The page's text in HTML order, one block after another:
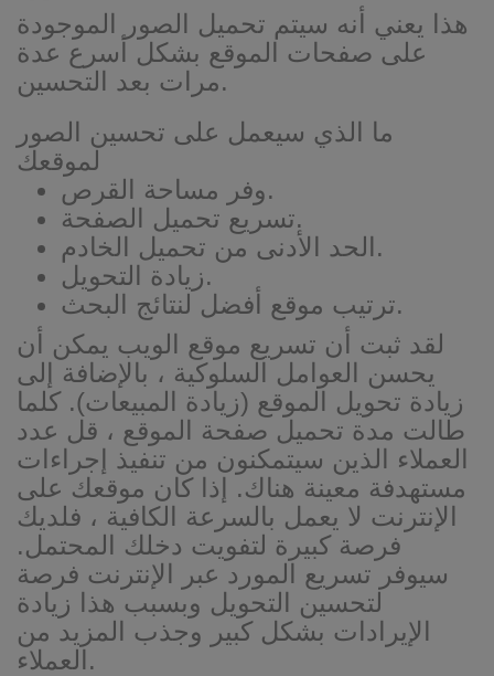
هذا يعني أنه سيتم تحميل الصور الموجودة
على صفحات الموقع بشكل أسرع عدة
مرات بعد التحسين.
ما الذي سيعمل على تحسين الصور
لموقعك
وفر مساحة القرص.
تسريع تحميل الصفحة.
الحد الأدنى من تحميل الخادم.
زيادة التحويل.
ترتيب موقع أفضل لنتائج البحث.
لقد ثبت أن تسريع موقع الويب يمكن أن
يحسن العوامل السلوكية ، بالإضافة إلى
زيادة تحويل الموقع (زيادة المبيعات). كلما
طالت مدة تحميل صفحة الموقع ، قل عدد
العملاء الذين سيتمكنون من تنفيذ إجراءات
مستهدفة معينة هناك. إذا كان موقعك على
الإنترنت لا يعمل بالسرعة الكافية ، فلديك
فرصة كبيرة لتفويت دخلك المحتمل.
سيوفر تسريع المورد عبر الإنترنت فرصة
لتحسين التحويل وبسبب هذا زيادة
الإيرادات بشكل كبير وجذب المزيد من
العملاء.